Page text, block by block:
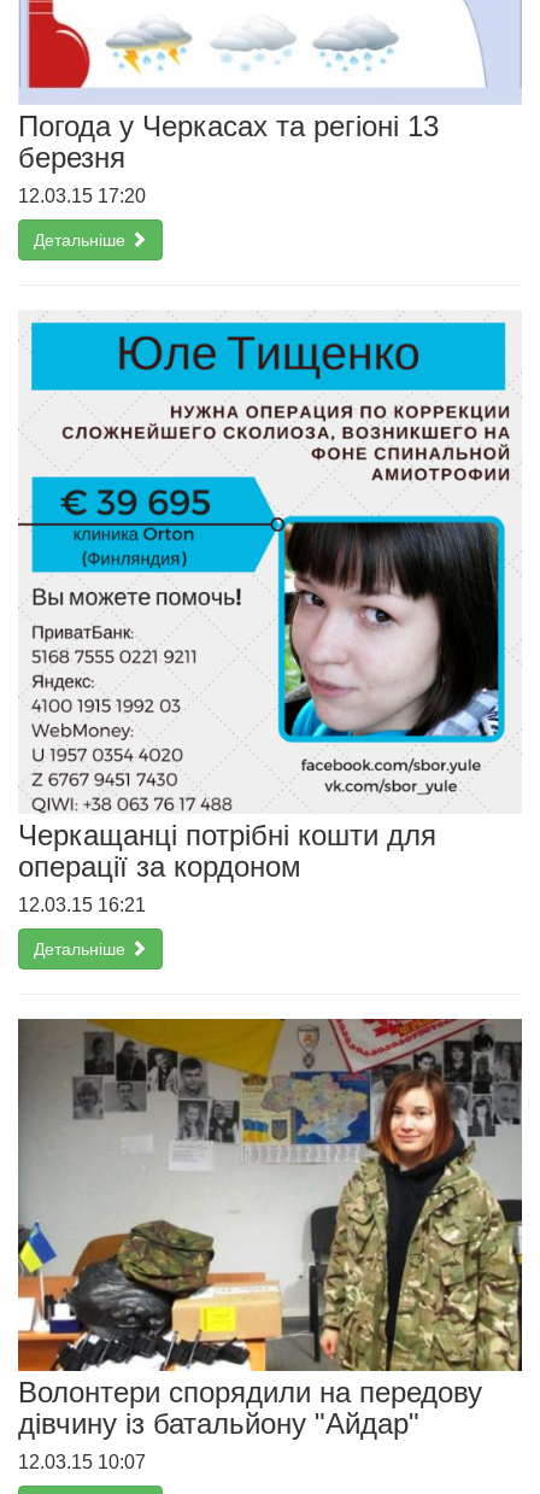
Погода у Черкасах та регіоні 13
березня
12.03.15 17:20
Детальніше
Черкащанці потрібні кошти для
операції за кордоном
12.03.15 16:21
Детальніше
Волонтери спорядили на передову
дівчину із батальйону "Айдар"
12.03.15 10:07